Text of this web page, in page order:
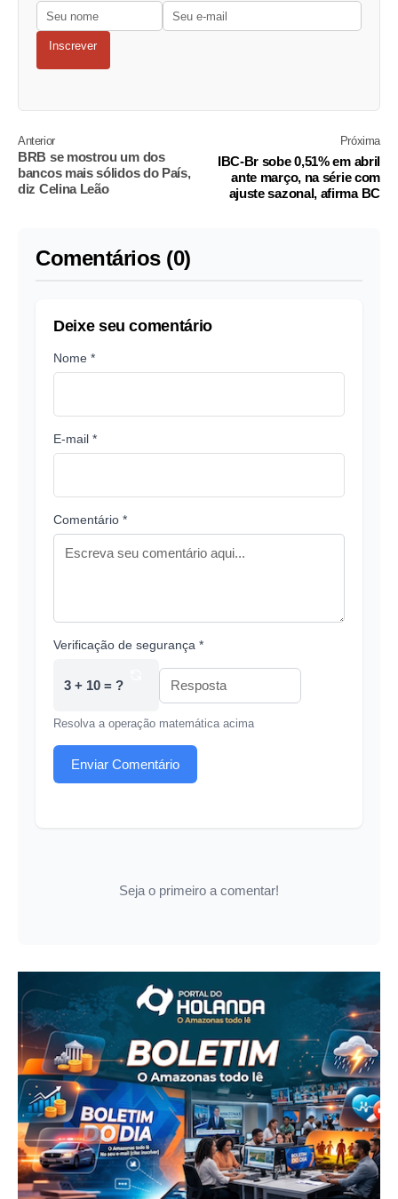
Inscrever
Anterior
BRB se mostrou um dos
bancos mais sólidos do País,
diz Celina Leão
Próxima
IBC-Br sobe 0,51% em abril
ante março, na série com
ajuste sazonal, afirma BC
Comentários (0)
Deixe seu comentário
Nome *
E-mail *
Comentário *
Verificação de segurança *
3 + 10 = ?
Resolva a operação matemática acima
Enviar Comentário
Seja o primeiro a comentar!